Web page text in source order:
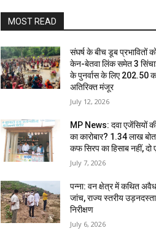
MOST READ
संघर्ष के बीच डूब प्रभावितों
केन-बेतवा लिंक समेत 3
के पुनर्वास के लिए 202.50
अतिरिक्त मंजूर
July 12, 2026
MP News: दवा एजेंसियों
का कारोबार? 1.34 लाख
कफ सिरप का हिसाब नहीं, दो
July 7, 2026
पन्ना: वन क्षेत्र में कथित
जांच, राज्य स्तरीय
निरीक्षण
July 6, 2026